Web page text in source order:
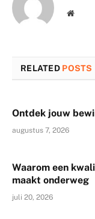
RELATED POSTS
Ontdek jouw
augustus 7, 2026
Waarom een
maakt onderweg
juli 20, 2026